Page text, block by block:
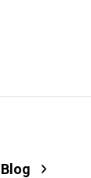
Blog